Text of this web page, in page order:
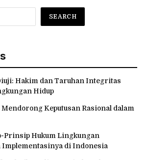
SEARCH
Hakim dan Taruhan Integritas
Hidup
Mendorong Keputusan Rasional dalam
Prinsip Hukum Lingkungan
di Indonesia